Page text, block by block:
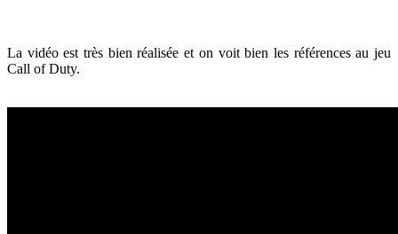
La vidéo est très bien réalisée et on voit bien les références au jeu
Call of Duty.